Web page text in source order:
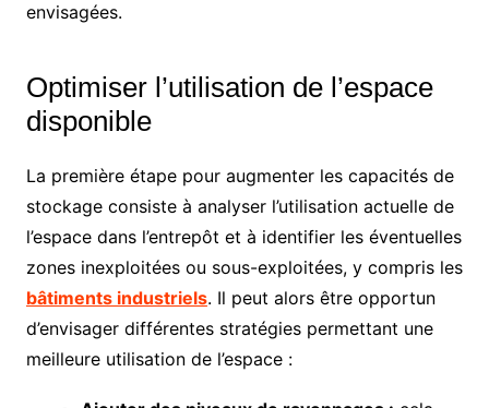
envisagées.
Optimiser l’utilisation de l’espace
disponible
La première étape pour augmenter les capacités de
stockage consiste à analyser l’utilisation actuelle de
l’espace dans l’entrepôt et à identifier les éventuelles
zones inexploitées ou sous-exploitées, y compris les
bâtiments industriels. Il peut alors être opportun
d’envisager différentes stratégies permettant une
meilleure utilisation de l’espace :